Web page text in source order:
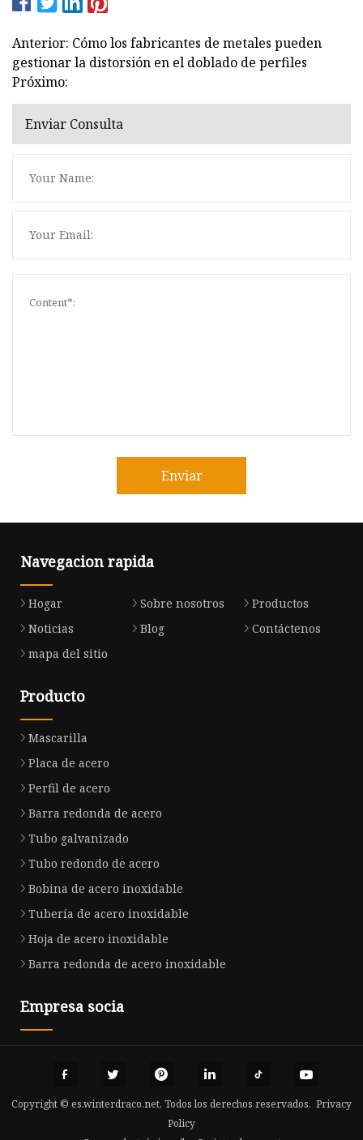
Anterior: Cómo los fabricantes de metales pueden
gestionar la distorsión en el doblado de perfiles
Próximo:
Enviar Consulta
Enviar
Navegacion rapida
Hogar Sobre nosotros
Productos
Noticias
Blog
Contáctenos
mapa del sitio
Producto
Mascarilla
Placa de acero
Perfil de acero
Barra redonda de acero
Tubo galvanizado
Tubo redondo de acero
Bobina de acero inoxidable
Tubería de acero inoxidable
Hoja de acero inoxidable
Barra redonda de acero inoxidable
Empresa socia
Copyright © es.winterdraco.net, Todos los derechos reservados. Privacy
Policy